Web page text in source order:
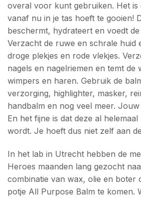
overal voor kunt gebruiken. Het is
vanaf nu in je tas hoeft te gooien!
beschermt, hydrateert en voedt
Verzacht de ruwe en schrale huid
droge plekjes en rode vlekjes.
nagels en nagelriemen en temt de
wimpers en haren. Gebruik de
verzorging, highlighter, masker,
handbalm en nog veel meer.
En het fijne is dat deze al
wordt. Je hoeft dus niet zelf aan
In het lab in Utrecht hebben de
Heroes maanden lang gezocht
combinatie van wax, olie en boter
potje All Purpose Balm te komen.